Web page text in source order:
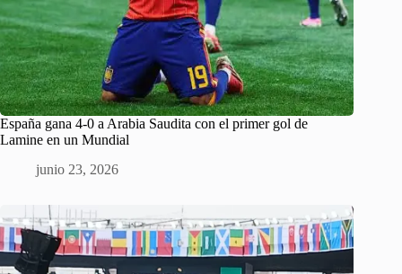
España gana 4-0 a Arabia Saudita con el primer gol de
Lamine en un Mundial
junio 23, 2026